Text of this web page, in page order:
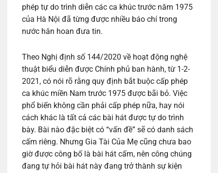
phép tự do trình diễn các ca khúc trước năm 1975
của Hà Nội đã từng được nhiều báo chí trong
nước hân hoan đưa tin.
Theo Nghị định số 144/2020 về hoạt động nghệ
thuật biểu diễn được Chính phủ ban hành, từ 1-2-
2021, có nói rõ rằng quy định bắt buộc cấp phép
ca khúc miền Nam trước 1975 được bãi bỏ. Việc
phổ biến không cần phải cấp phép nữa, hay nói
cách khác là tất cả các bài hát được tự do trình
bày. Bài nào đặc biệt có “vấn đề” sẽ có danh sách
cấm riêng. Nhưng Gia Tài Của Mẹ cũng chưa bao
giờ được công bố là bài hát cấm, nên công chúng
đang tự hỏi bài hát này đang trở thành sự kiện